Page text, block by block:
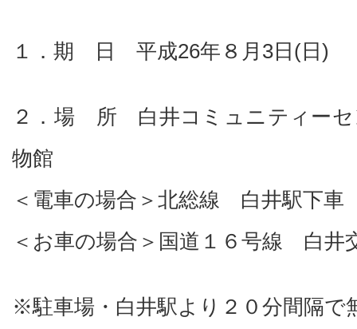
１．期 日 平成26年８月3日(日)
２．場 所 白井コミュニティーセ
物館
＜電車の場合＞北総線 白井駅下車
＜お車の場合＞国道１６号線 白井
※駐車場・白井駅より２０分間隔で